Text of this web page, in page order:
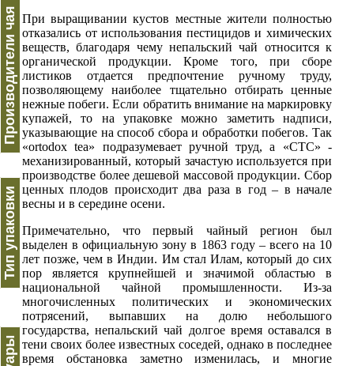
Производители чая
Тип упаковки
При выращивании кустов местные жители полностью
отказались от использования пестицидов и химических
веществ, благодаря чему непальский чай относится к
органической продукции. Кроме того, при сборе
листиков отдается предпочтение ручному труду,
позволяющему наиболее тщательно отбирать ценные
нежные побеги. Если обратить внимание на маркировку
купажей, то на упаковке можно заметить надписи,
указывающие на способ сбора и обработки побегов. Так
«ortodox tea» подразумевает ручной труд, а «СТС» -
механизированный, который зачастую используется при
производстве более дешевой массовой продукции. Сбор
ценных плодов происходит два раза в год – в начале
весны и в середине осени.
Примечательно, что первый чайный регион был
выделен в официальную зону в 1863 году – всего на 10
лет позже, чем в Индии. Им стал Илам, который до сих
пор является крупнейшей и значимой областью в
национальной чайной промышленности. Из-за
многочисленных политических и экономических
потрясений, выпавших на долю небольшого
государства, непальский чай долгое время оставался в
тени своих более известных соседей, однако в последнее
время обстановка заметно изменилась, и многие